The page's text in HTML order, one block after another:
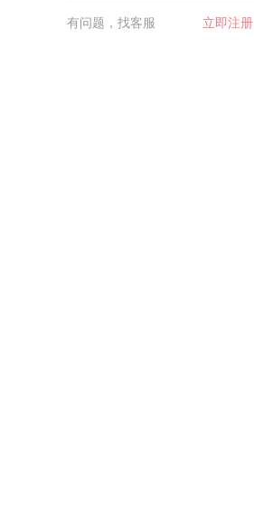
有问题，找客服 立即注册